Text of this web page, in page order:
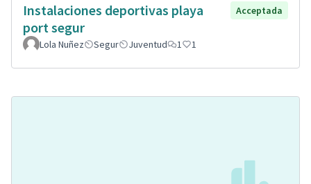
Instalaciones deportivas playa
port segur
Acceptada
Lola Nuñez Segur Juventud 1 1